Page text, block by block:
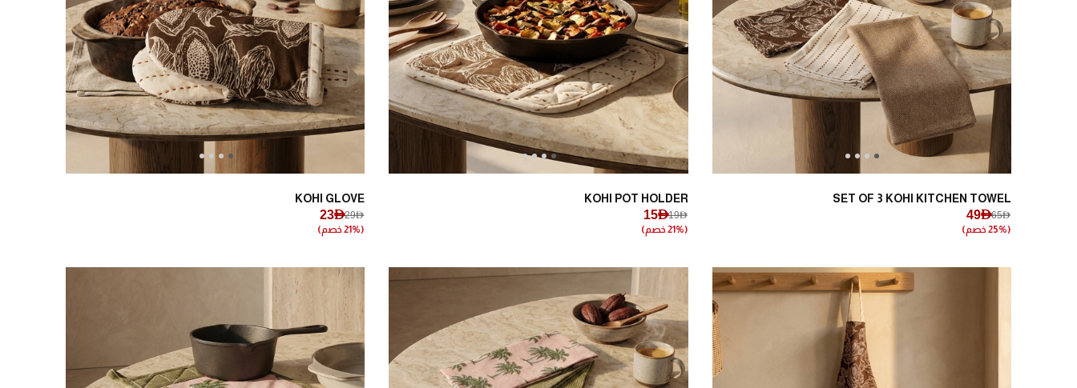
Previous
Next
SET OF 3 KOHI KITCHEN TOWEL
49AED65AED
(25% خصم)
Previous
Next
KOHI POT HOLDER
15AED19AED
(21% خصم)
Previous
Next
KOHI GLOVE
23AED29AED
(21% خصم)